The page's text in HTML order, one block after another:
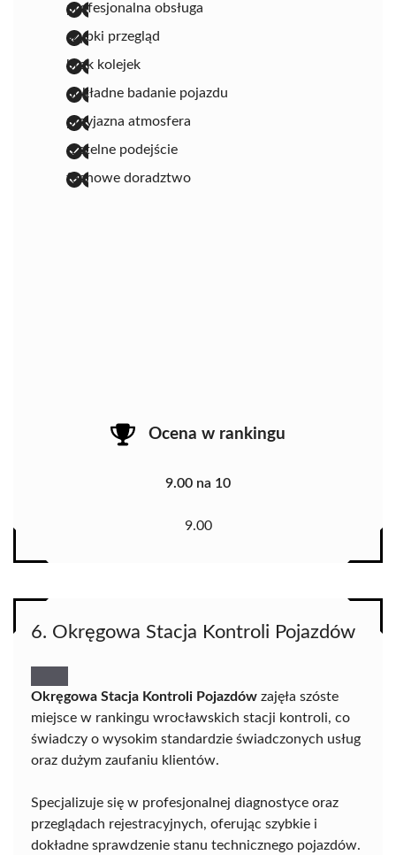
profesjonalna obsługa
szybki przegląd
brak kolejek
dokładne badanie pojazdu
przyjazna atmosfera
rzetelne podejście
fachowe doradztwo
Ocena w rankingu
9.00 na 10
9.00
6. Okręgowa Stacja Kontroli Pojazdów
Okręgowa Stacja Kontroli Pojazdów zajęła szóste
miejsce w rankingu wrocławskich stacji kontroli, co
świadczy o wysokim standardzie świadczonych usług
oraz dużym zaufaniu klientów.
Specjalizuje się w profesjonalnej diagnostyce oraz
przeglądach rejestracyjnych, oferując szybkie i
dokładne sprawdzenie stanu technicznego pojazdów.